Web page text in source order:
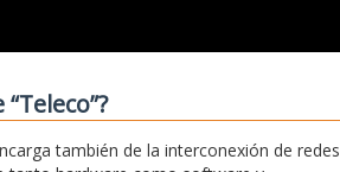
también de la interconexión de redes